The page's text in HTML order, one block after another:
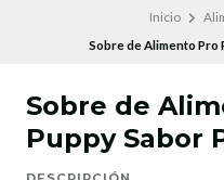
Inicio
Sobre de Alimento Pro
Sobre de
Puppy Sabor